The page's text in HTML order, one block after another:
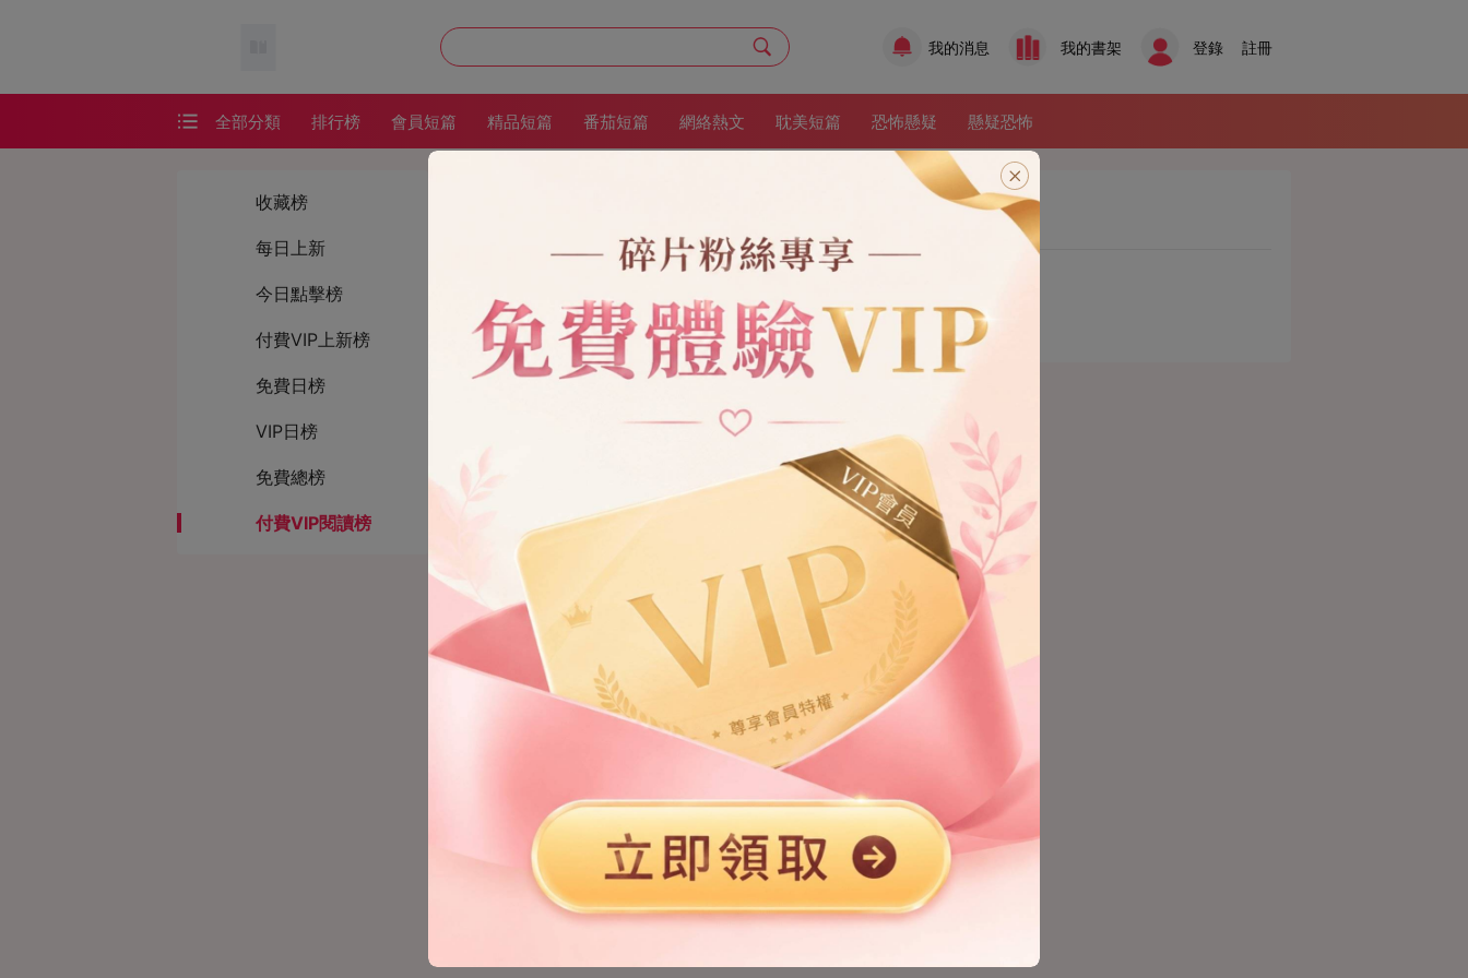
我的消息 我的書架 登錄 註冊
全部分類
精品短篇
番茄短篇
網絡熱文
耽美短篇
恐怖懸疑
排行榜 會員短篇 精品短篇 番茄短篇 網絡熱文 耽美短篇 恐怖懸疑 懸疑恐怖
收藏榜
每日上新
今日點擊榜
付費VIP上新榜
免費日榜
VIP日榜
免費總榜
付費VIP閱讀榜
GO